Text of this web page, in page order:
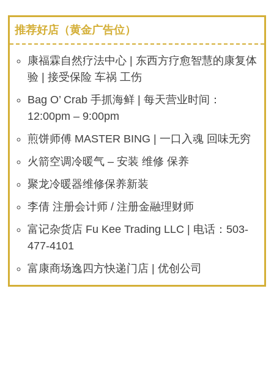
朗
普
头
像
页
推荐好店（黄金广告位）
康福霖自然疗法中心 | 东西方疗愈智慧的康复体
验 | 接受保险 车祸 工伤
Bag O’ Crab 手抓海鲜 | 每天营业时间：
12:00pm – 9:00pm
煎饼师傅 MASTER BING | 一口入魂 回味无穷
火箭空调冷暖气 – 安装 维修 保养
聚龙冷暖器维修保养新装
李倩 注册会计师 / 注册金融理财师
富记杂货店 Fu Kee Trading LLC | 电话：503-
477-4101
富康商场逸四方快递门店 | 优创公司